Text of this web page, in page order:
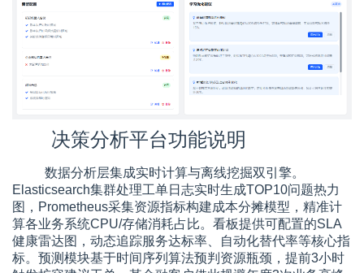
决策分析平台功能说明
数据分析层集成实时计算与离线挖掘双引擎。
Elasticsearch集群处理工单日志实时生成TOP10问题热力
图，Prometheus采集资源指标构建成本分摊模型，精准计
算各业务系统CPU/存储消耗占比。看板提供可配置的SLA
健康雷达图，动态追踪服务达标率、自动化替代率等核心指
标。预测模块基于时间序列算法预判资源瓶颈，提前3小时